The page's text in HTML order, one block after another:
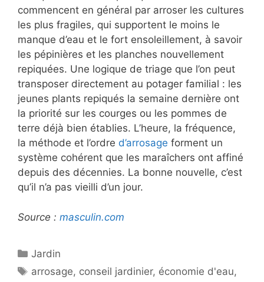
commencent en général par arroser les cultures
les plus fragiles, qui supportent le moins le
manque d’eau et le fort ensoleillement, à savoir
les pépinières et les planches nouvellement
repiquées. Une logique de triage que l’on peut
transposer directement au potager familial : les
jeunes plants repiqués la semaine dernière ont
la priorité sur les courges ou les pommes de
terre déjà bien établies. L’heure, la fréquence,
la méthode et l’ordre d’arrosage forment un
système cohérent que les maraîchers ont affiné
depuis des décennies. La bonne nouvelle, c’est
qu’il n’a pas vieilli d’un jour.
Source : masculin.com
Catégories
Jardin
Étiquettes
arrosage, conseil jardinier, économie d'eau,